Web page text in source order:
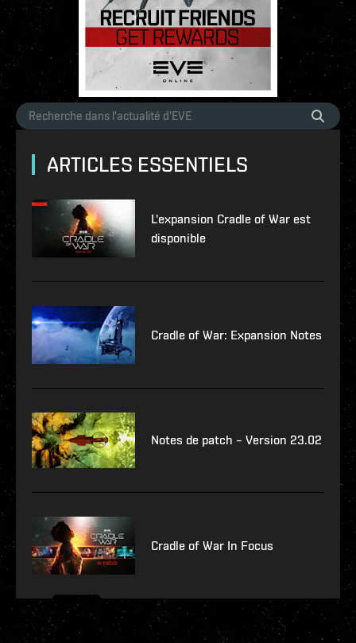
ARTICLES ESSENTIELS
L'expansion Cradle of War est
disponible
Cradle of War: Expansion Notes
Notes de patch – Version 23.02
Cradle of War In Focus